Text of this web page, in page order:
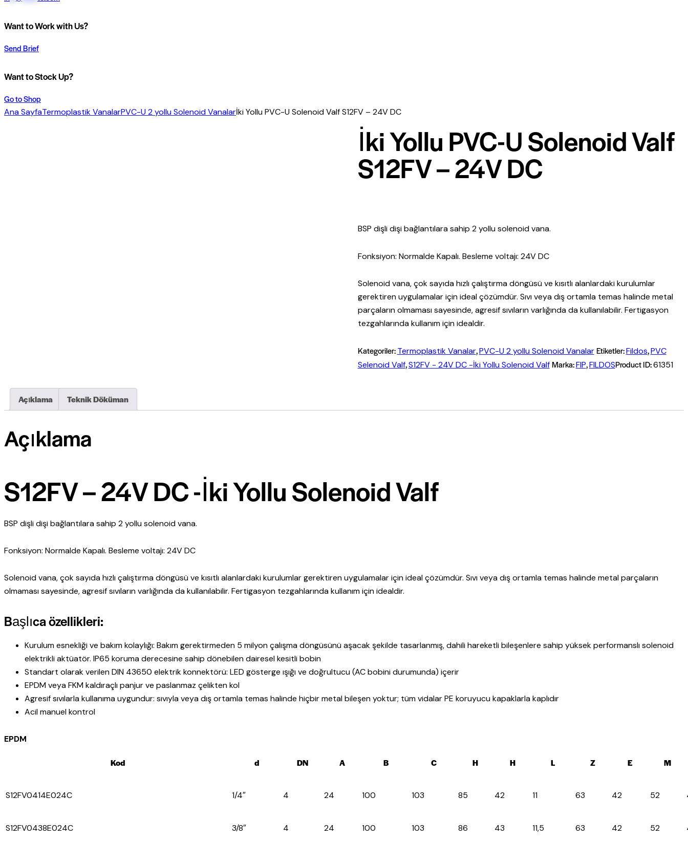
Want to Work with Us?
Send Brief
Want to Stock Up?
Go to Shop
Ana SayfaTermoplastik VanalarPVC-U 2 yollu Solenoid Vanalarİki Yollu PVC-U Solenoid Valf S12FV – 24V DC
İki Yollu PVC-U Solenoid Valf
S12FV – 24V DC
BSP dişli dişi bağlantılara sahip 2 yollu solenoid vana.
Fonksiyon: Normalde Kapalı. Besleme voltajı: 24V DC
Solenoid vana, çok sayıda hızlı çalıştırma döngüsü ve kısıtlı alanlardaki kurulumlar
gerektiren uygulamalar için ideal çözümdür. Sıvı veya dış ortamla temas halinde metal
parçaların olmaması sayesinde, agresif sıvıların varlığında da kullanılabilir. Fertigasyon
tezgahlarında kullanım için idealdir.
Kategoriler:Termoplastik Vanalar,PVC-U 2 yollu Solenoid Vanalar Etiketler:Fildos,PVC
Selenoid Valf,S12FV - 24V DC -İki Yollu Solenoid Valf Marka:FIP,FILDOSProduct ID:61351
Açıklama Teknik Döküman
Açıklama
S12FV – 24V DC -İki Yollu Solenoid Valf
BSP dişli dişi bağlantılara sahip 2 yollu solenoid vana.
Fonksiyon: Normalde Kapalı. Besleme voltajı: 24V DC
Solenoid vana, çok sayıda hızlı çalıştırma döngüsü ve kısıtlı alanlardaki kurulumlar gerektiren uygulamalar için ideal çözümdür. Sıvı veya dış ortamla temas halinde metal parçaların
olmaması sayesinde, agresif sıvıların varlığında da kullanılabilir. Fertigasyon tezgahlarında kullanım için idealdir.
Başlıca özellikleri:
Kurulum esnekliği ve bakım kolaylığı: Bakım gerektirmeden 5 milyon çalışma döngüsünü aşacak şekilde tasarlanmış, dahili hareketli bileşenlere sahip yüksek performanslı solenoid
elektrikli aktüatör. IP65 koruma derecesine sahip dönebilen dairesel kesitli bobin
Standart olarak verilen DIN 43650 elektrik konnektörü: LED gösterge ışığı ve doğrultucu (AC bobini durumunda) içerir
EPDM veya FKM kaldıraçlı panjur ve paslanmaz çelikten kol
Agresif sıvılarla kullanıma uygundur: sıvıyla veya dış ortamla temas halinde hiçbir metal bileşen yoktur; tüm vidalar PE koruyucu kapaklarla kaplıdır
Acil manuel kontrol
EPDM
Kod d DN A B C H H L Z E M
S12FV0414E024C 1/4″ 4 24 100 103 85 42 11 63 42 52
S12FV0438E024C 3/8″ 4 24 100 103 86 43 11,5 63 42 52